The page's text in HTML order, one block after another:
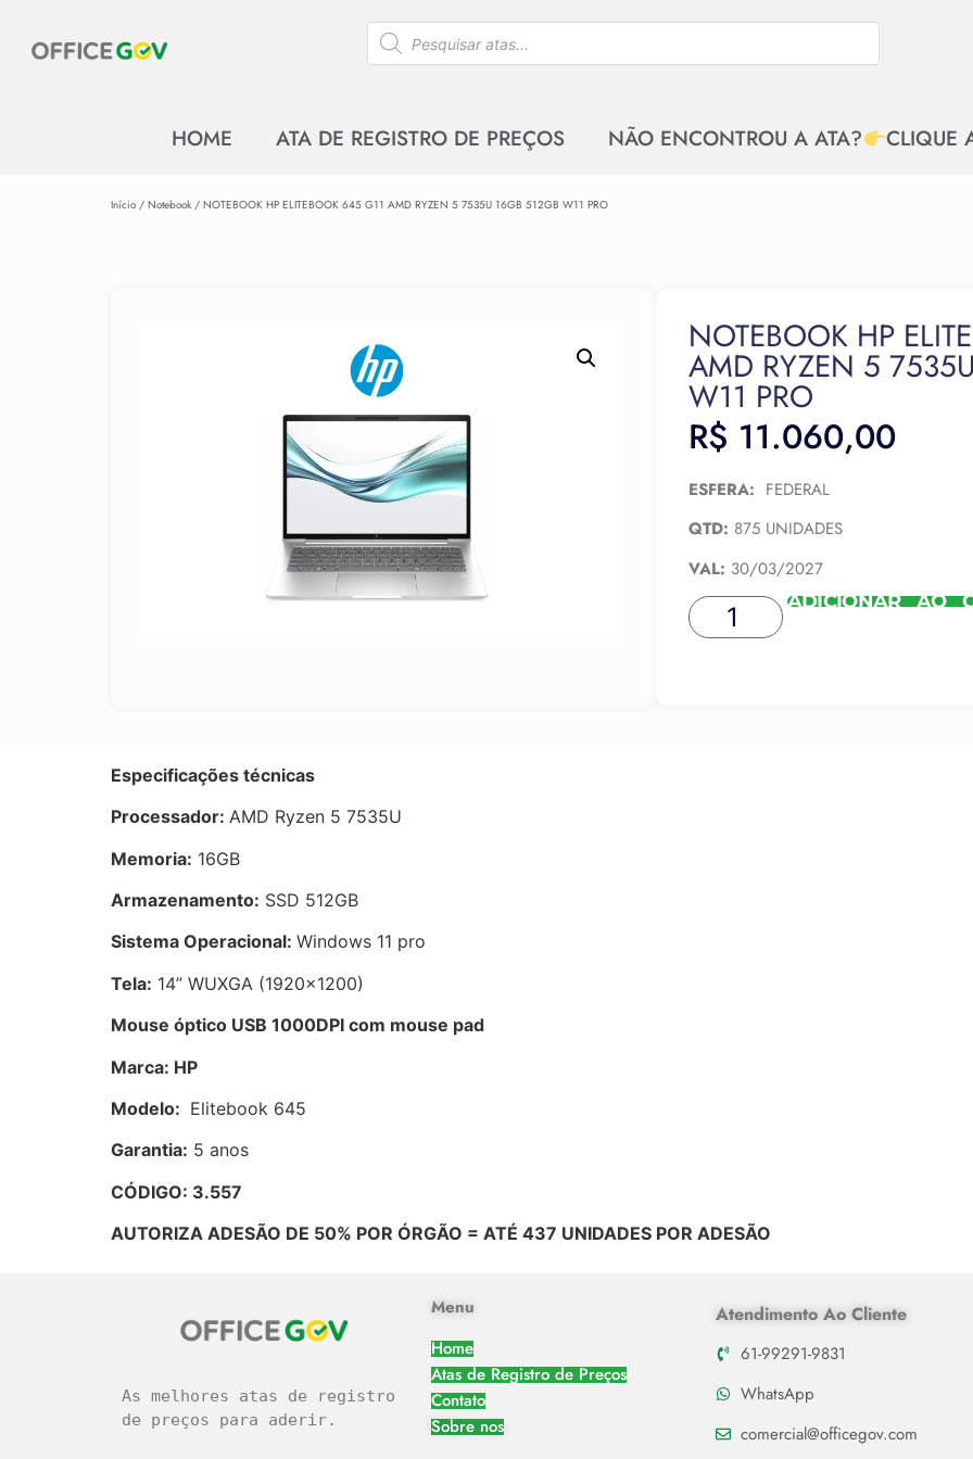
HOME ATA DE REGISTRO DE PREÇOS NÃO ENCONTROU A ATA? CLIQUE
Início / Notebook / NOTEBOOK HP ELITEBOOK 645 G11 AMD RYZEN 5 7535U 16GB 512GB W11 PRO
NOTEBOOK HP
AMD RYZEN 5
W11 PRO
R$ 11.060,00
ESFERA: FEDERAL
QTD: 875 UNIDADES
VAL: 30/03/2027
ADICIONAR AO
Especificações técnicas
Processador: AMD Ryzen 5 7535U
Memoria: 16GB
Armazenamento: SSD 512GB
Sistema Operacional: Windows 11 pro
Tela: 14” WUXGA (1920×1200)
Mouse óptico USB 1000DPI com mouse pad
Marca: HP
Modelo: Elitebook 645
Garantia: 5 anos
CÓDIGO: 3.557
AUTORIZA ADESÃO DE 50% POR ÓRGÃO = ATÉ 437 UNIDADES POR ADESÃO
As melhores atas de registro
de preços para aderir.
Menu
Home
Atas de Registro de Preços
Contato
Sobre nos
Atendimento Ao Cliente
61-99291-9831
WhatsApp
comercial@officegov.com